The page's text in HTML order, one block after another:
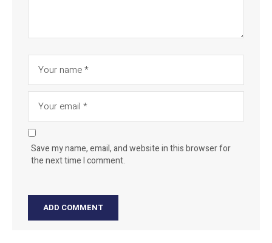
Save my name, email, and website in this browser for
the next time I comment.